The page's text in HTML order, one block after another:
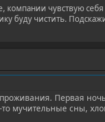
чувствую
буду чистить.
Первая
мучительные сны,